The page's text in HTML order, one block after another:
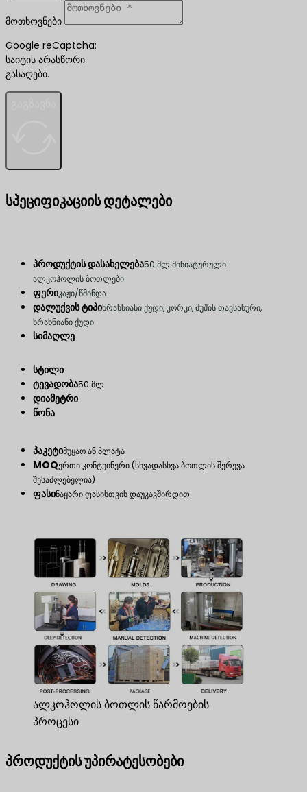
მოთხოვნები
Google reCaptcha:
საიტის არასწორი
გასაღები.
სპეციფიკაციის დეტალები
პროდუქტის დასახელება50 მლ მინიატურული
ალკოჰოლის ბოთლები
ფერიკაჟი/წმინდა
დალუქვის ტიპიხრახნიანი ქუდი, კორკი, შუშის თავსახური,
ხრახნიანი ქუდი
სიმაღლე
სტილი
ტევადობა50 მლ
დიამეტრი
წონა
პაკეტიმუყაო ან პლატა
MOQერთი კონტეინერი (სხვადასხვა ბოთლის შერევა
შესაძლებელია)
ფასინაყარი ფასისთვის დაუკავშირდით
ალკოჰოლის ბოთლის წარმოების
პროცესი
პროდუქტის უპირატესობები